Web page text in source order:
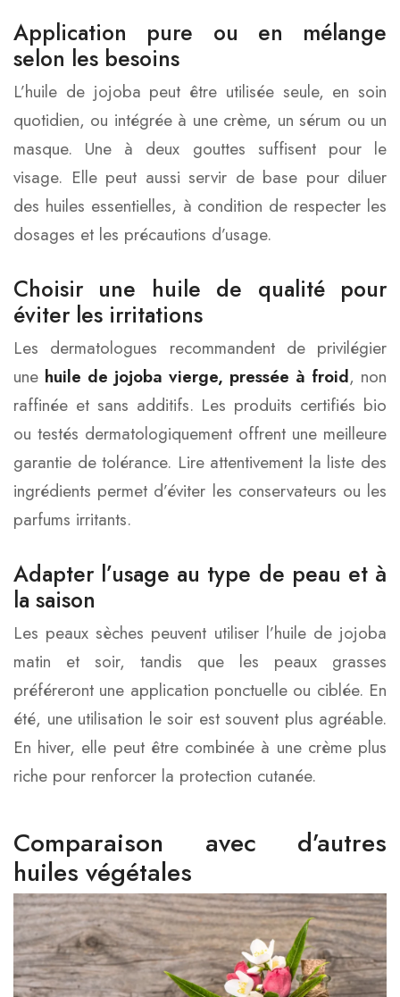
Application pure ou en mélange
selon les besoins
L’huile de jojoba peut être utilisée seule, en soin
quotidien, ou intégrée à une crème, un sérum ou un
masque. Une à deux gouttes suffisent pour le
visage. Elle peut aussi servir de base pour diluer
des huiles essentielles, à condition de respecter les
dosages et les précautions d’usage.
Choisir une huile de qualité pour
éviter les irritations
Les dermatologues recommandent de privilégier
une huile de jojoba vierge, pressée à froid, non
raffinée et sans additifs. Les produits certifiés bio
ou testés dermatologiquement offrent une meilleure
garantie de tolérance. Lire attentivement la liste des
ingrédients permet d’éviter les conservateurs ou les
parfums irritants.
Adapter l’usage au type de peau et à
la saison
Les peaux sèches peuvent utiliser l’huile de jojoba
matin et soir, tandis que les peaux grasses
préféreront une application ponctuelle ou ciblée. En
été, une utilisation le soir est souvent plus agréable.
En hiver, elle peut être combinée à une crème plus
riche pour renforcer la protection cutanée.
Comparaison avec d’autres
huiles végétales